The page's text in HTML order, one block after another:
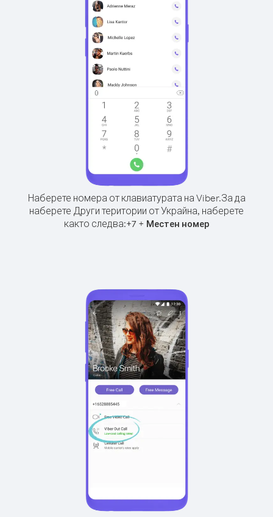
Наберете номера от клавиатурата на Viber.За да
наберете Други територии от Украйна, наберете
както следва:+7+ Местен номер